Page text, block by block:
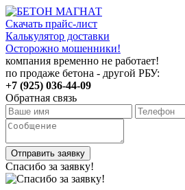
Скачать прайс-лист
Калькулятор доставки
Осторожно мошенники!
компания временно не работает!
по продаже бетона - другой РБУ:
+7 (925) 036-44-09
Обратная связь
Отправить заявку
Спасибо за заявку!